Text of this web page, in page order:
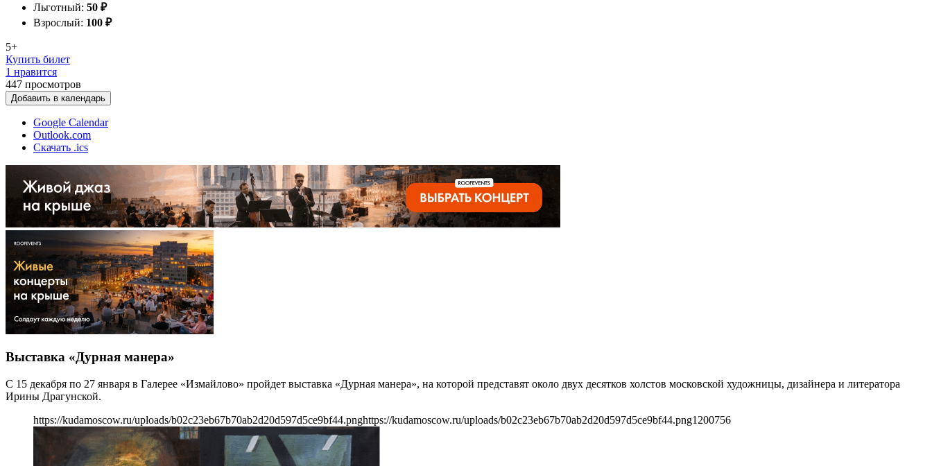
Льготный: 50 ₽
Взрослый: 100 ₽
5+
Купить билет
1 нравится
447 просмотров
Добавить в календарь
Google Calendar
Outlook.com
Скачать .ics
Выставка «Дурная манера»
С 15 декабря по 27 января в Галерее «Измайлово» пройдет выставка «Дурная манера», на которой представят около двух десятков холстов московской художницы, дизайнера и литератора
Ирины Драгунской.
https://kudamoscow.ru/uploads/b02c23eb67b70ab2d20d597d5ce9bf44.pnghttps://kudamoscow.ru/uploads/b02c23eb67b70ab2d20d597d5ce9bf44.png1200756